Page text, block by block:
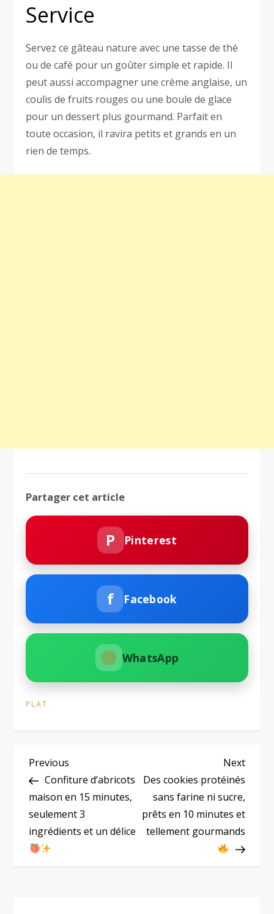
Service
Servez ce gâteau nature avec une tasse de thé
ou de café pour un goûter simple et rapide. Il
peut aussi accompagner une crème anglaise, un
coulis de fruits rouges ou une boule de glace
pour un dessert plus gourmand. Parfait en
toute occasion, il ravira petits et grands en un
rien de temps.
Partager cet article
P Pinterest
f Facebook
WhatsApp
PLAT
N
a
v
i
Previous
Post
Previous
Confiture d’abricots
maison en 15 minutes,
seulement 3
ingrédients et un délice
Next
Post
Next
Des cookies protéinés
sans farine ni sucre,
prêts en 10 minutes et
tellement gourmands